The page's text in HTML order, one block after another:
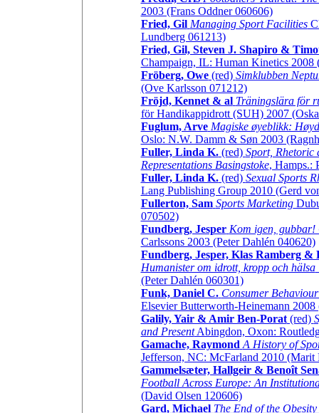
2003 (Frans Oddner 060606)
Fried, Gil Managing Sport Facilities
Lundberg 061213)
Fried, Gil, Steven J. Shapiro &
Champaign, IL: Human Kinetics 2008
Fröberg, Owe(red) Simklubben
(Ove Karlsson 071212)
Fröjd, Kennet & al Träningslära för
för Handikappidrott (SUH) 2007
Fuglum, Arve Magiske øyeblikk:
Oslo: N.W. Damm & Søn 2003
Fuller, Linda K.(red) Sport, Rhetoric
Representations Basingstoke, Hamps.:
Fuller, Linda K.(red) Sexual Sports
Lang Publishing Group 2010 (Gerd
Fullerton, Sam Sports Marketing
070502)
Fundberg, Jesper Kom igen, gubbar!
Carlssons 2003 (Peter Dahlén 040620)
Fundberg, Jesper, Klas Ramberg &
Humanister om idrott, kropp och hälsa
(Peter Dahlén 060301)
Funk, Daniel C. Consumer
Elsevier Butterworth-Heinemann
Galily, Yair & Amir Ben-Porat(red)
and PresentAbingdon, Oxon:
Gamache, Raymond A History of
Jefferson, NC: McFarland 2010 (Marit
Gammelsæter, Hallgeir & Benoît
Football Across Europe: An
(David Olsen 120606)
Gard, Michael The End of the